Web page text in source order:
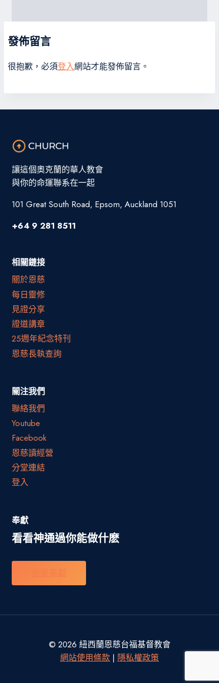
發佈留言
很抱歉，必須登入網站才能發佈留言。
讓這個奧克蘭的華人教會
與你的命運聯系在一起
101 Great South Road, Epsom, Auckland 1051
+64 9 281 8511
相關鏈接
關於恩慈
每日靈修
見證分享
證道講章
25週年紀念特刊
恩慈長執查詢
關注我們
聯絡我們
Youtube
Facebook
恩慈讀經營
分堂連結
登入
奉獻
看看神通過你能做什麽
© 2026 紐西蘭恩慈台福基督教會
網站使用條款 | 隱私權政策